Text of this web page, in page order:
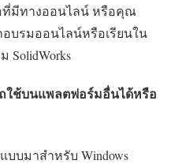
ที่มีทางออนไลน์ หรือคุณ
บรมออนไลน์หรือเรียนใน
ใช้บนแพลตฟอร์มอื่นได้หรือ
บบมาสำหรับ Windows